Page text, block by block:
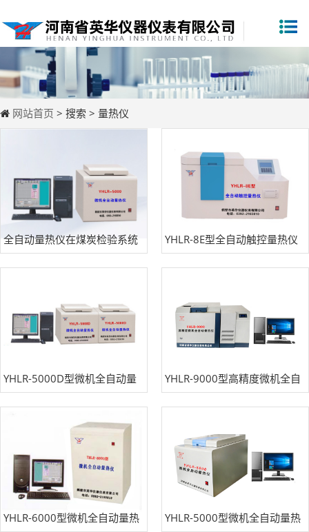
网站首页 > 搜索 > 量热仪
全自动量热仪在煤炭检验系统
中的使用方法
YHLR-8E型全自动触控量热仪
YHLR-5000D型微机全自动量
热仪
YHLR-9000型高精度微机全自
动量热仪
YHLR-6000型微机全自动量热
YHLR-5000型微机全自动量热